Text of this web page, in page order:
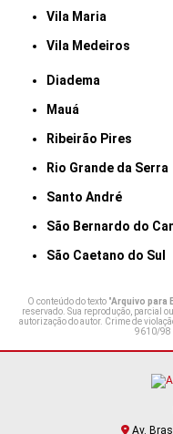
Vila Maria
Vila Medeiros
Diadema
Mauá
Ribeirão Pires
Rio Grande da Serra
Santo André
São Bernardo do
São Caetano do Sul
O conteúdo do texto "Arquivo para
reservado. Sua reprodução, parcial
autorização do autor. Crime de
9610/98
Av.